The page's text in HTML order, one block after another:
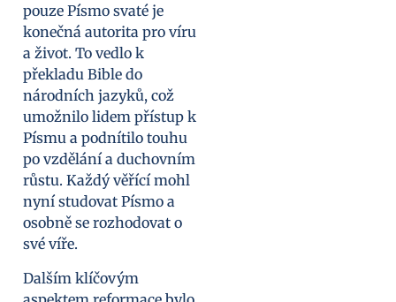
pouze Písmo svaté je
konečná autorita pro víru
a život. To vedlo k
překladu Bible do
národních jazyků, což
umožnilo lidem přístup k
Písmu a podnítilo touhu
po vzdělání a duchovním
růstu. Každý věřící mohl
nyní studovat Písmo a
osobně se rozhodovat o
své víře.
Dalším klíčovým